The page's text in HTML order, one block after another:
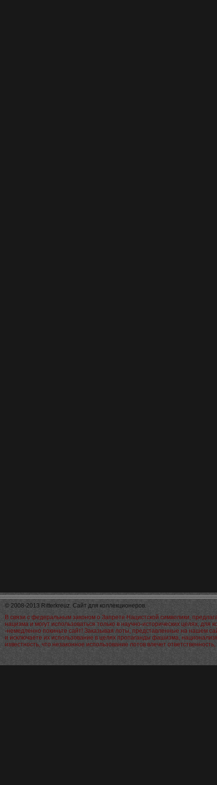
© 2008-2013 Ritterkreuz. Сайт для коллекционеров.
В связи с федеральным законом о Запрете Нацистской символики,
нацизма и могут использоваться только в научно-исторических целях,
-немедленно покиньте сайт! Заказывая лоты, представленные на нашем
и исключаете их использование в целях пропаганды фашизма,
известность, что незаконное использование лотов влечет